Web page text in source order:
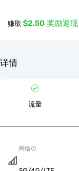
赚取 $2.50 奖励返现
详情
流量
网络